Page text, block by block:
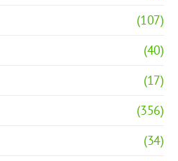
(107)
(40)
(17)
(356)
(34)